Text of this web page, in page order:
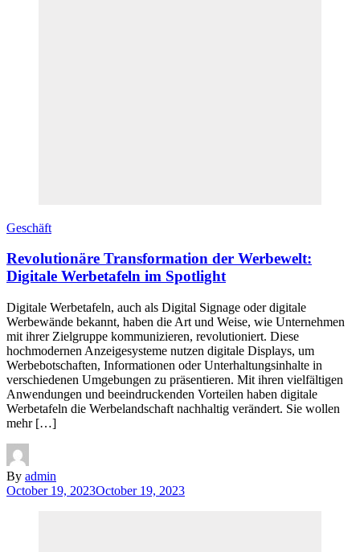
Geschäft
Revolutionäre Transformation der Werbewelt:
Digitale Werbetafeln im Spotlight
Digitale Werbetafeln, auch als Digital Signage oder digitale
Werbewände bekannt, haben die Art und Weise, wie Unternehmen
mit ihrer Zielgruppe kommunizieren, revolutioniert. Diese
hochmodernen Anzeigesysteme nutzen digitale Displays, um
Werbebotschaften, Informationen oder Unterhaltungsinhalte in
verschiedenen Umgebungen zu präsentieren. Mit ihren vielfältigen
Anwendungen und beeindruckenden Vorteilen haben digitale
Werbetafeln die Werbelandschaft nachhaltig verändert. Sie wollen
mehr […]
By admin
October 19, 2023October 19, 2023